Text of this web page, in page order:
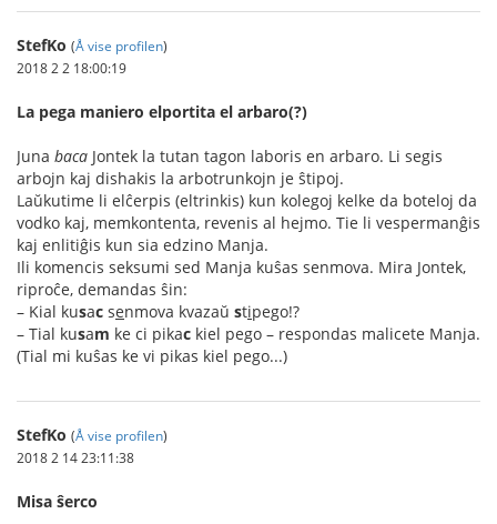
StefKo (Å vise profilen)
2018 2 2 18:00:19
La pega maniero elportita el arbaro(?)
Juna baca Jontek la tutan tagon laboris en arbaro. Li segis
arbojn kaj dishakis la arbotrunkojn je ŝtipoj.
Laŭkutime li elĉerpis (eltrinkis) kun kolegoj kelke da boteloj da
vodko kaj, memkontenta, revenis al hejmo. Tie li vespermanĝis
kaj enlitiĝis kun sia edzino Manja.
Ili komencis seksumi sed Manja kuŝas senmova. Mira Jontek,
riproĉe, demandas ŝin:
– Kial kusac senmova kvazaŭ stipego!?
– Tial kusam ke ci pikac kiel pego – respondas malicete Manja.
(Tial mi kuŝas ke vi pikas kiel pego...)
StefKo (Å vise profilen)
2018 2 14 23:11:38
Misa ŝerco